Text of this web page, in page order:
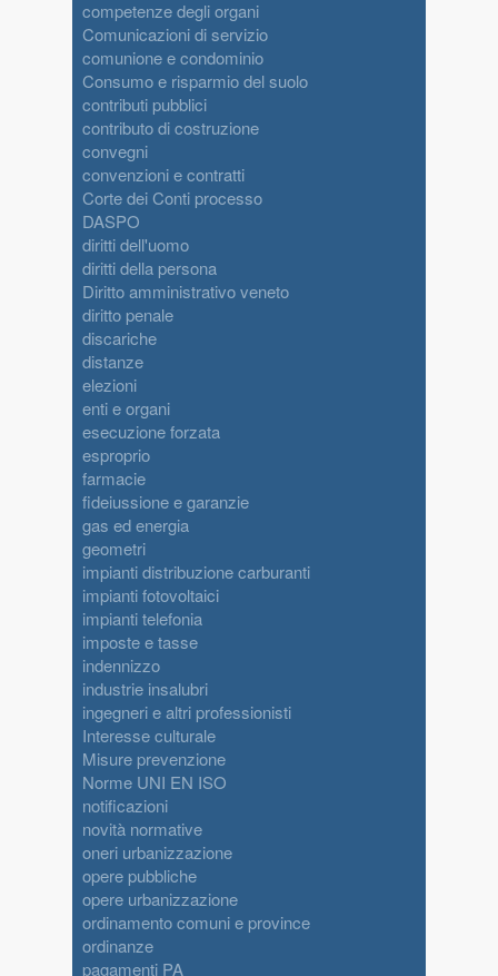
competenze degli organi
Comunicazioni di servizio
comunione e condominio
Consumo e risparmio del suolo
contributi pubblici
contributo di costruzione
convegni
convenzioni e contratti
Corte dei Conti processo
DASPO
diritti dell'uomo
diritti della persona
Diritto amministrativo veneto
diritto penale
discariche
distanze
elezioni
enti e organi
esecuzione forzata
esproprio
farmacie
fideiussione e garanzie
gas ed energia
geometri
impianti distribuzione carburanti
impianti fotovoltaici
impianti telefonia
imposte e tasse
indennizzo
industrie insalubri
ingegneri e altri professionisti
Interesse culturale
Misure prevenzione
Norme UNI EN ISO
notificazioni
novità normative
oneri urbanizzazione
opere pubbliche
opere urbanizzazione
ordinamento comuni e province
ordinanze
pagamenti PA